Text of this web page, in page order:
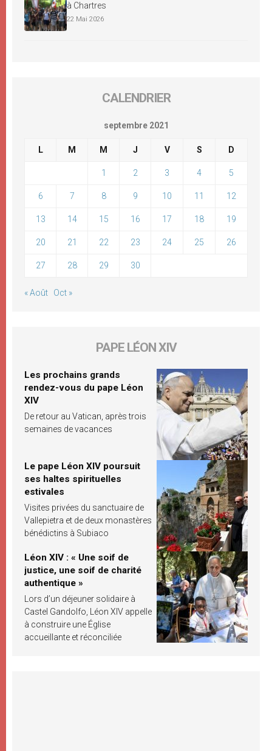
à Chartres
22 Mai 2026
CALENDRIER
septembre 2021
L M M J V S D
1 2 3 4 5
6 7 8 9 10 11 12
13 14 15 16 17 18 19
20 21 22 23 24 25 26
27 28 29 30
« Août Oct »
PAPE LÉON XIV
Les prochains grands
rendez-vous du pape Léon
XIV
De retour au Vatican, après trois
semaines de vacances
Le pape Léon XIV poursuit
ses haltes spirituelles
estivales
Visites privées du sanctuaire de
Vallepietra et de deux monastères
bénédictins à Subiaco
Léon XIV : « Une soif de
justice, une soif de charité
authentique »
Lors d’un déjeuner solidaire à
Castel Gandolfo, Léon XIV appelle
à construire une Église
accueillante et réconciliée